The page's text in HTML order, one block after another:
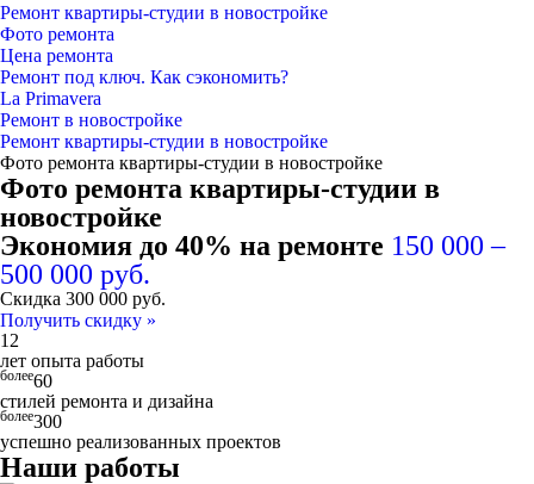
Ремонт квартиры-студии в новостройке
Фото ремонта
Цена ремонта
Ремонт под ключ. Как сэкономить?
La Primavera
Ремонт в новостройке
Ремонт квартиры-студии в новостройке
Фото ремонта квартиры-студии в новостройке
Фото ремонта квартиры-студии в
новостройке
Экономия до 40% на ремонте 150 000 –
500 000 руб.
Скидка 300 000 руб.
Получить скидку »
12
лет опыта работы
более60
стилей ремонта и дизайна
более300
успешно реализованных проектов
Наши работы